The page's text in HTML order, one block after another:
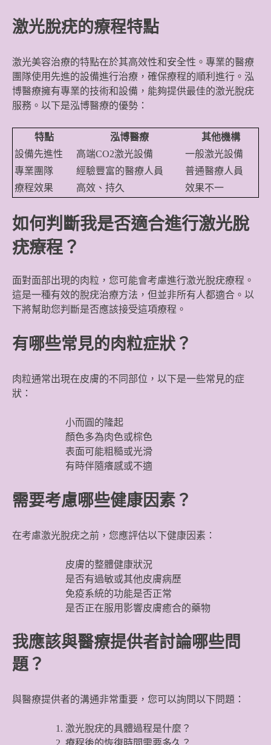
激光脫疣的療程特點
激光美容治療的特點在於其高效性和安全性。專業的醫療
團隊使用先進的設備進行治療，確保療程的順利進行。泓
博醫療擁有專業的技術和設備，能夠提供最佳的激光脫疣
服務。以下是泓博醫療的優勢：
特點 泓博醫療
其他機構
設備先進性
高端CO2激光設備
一般激光設備
專業團隊
經驗豐富的醫療人員
普通醫療人員
療程效果
高效、持久 效果不一
如何判斷我是否適合進行激光脫
疣療程？
面對面部出現的肉粒，您可能會考慮進行激光脫疣療程。
這是一種有效的脫疣治療方法，但並非所有人都適合。以
下將幫助您判斷是否應該接受這項療程。
有哪些常見的肉粒症狀？
肉粒通常出現在皮膚的不同部位，以下是一些常見的症
狀：
小而圓的隆起
顏色多為肉色或棕色
表面可能粗糙或光滑
有時伴隨癢感或不適
需要考慮哪些健康因素？
在考慮激光脫疣之前，您應評估以下健康因素：
皮膚的整體健康狀況
是否有過敏或其他皮膚病歷
免疫系統的功能是否正常
是否正在服用影響皮膚癒合的藥物
我應該與醫療提供者討論哪些問
題？
與醫療提供者的溝通非常重要，您可以詢問以下問題：
激光脫疣的具體過程是什麼？